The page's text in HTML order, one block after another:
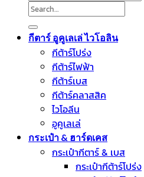
Search
for:
กีตาร์ อูคูเลเล่ ไวโอลิน
กีต้าร์โปร่ง
กีต้าร์ไฟฟ้า
กีต้าร์เบส
กีต้าร์คลาสสิค
ไวโอลีน
อูคูเลเล่
กระเป๋า & ฮาร์ดเคส
กระเป๋ากีตาร์ & เบส
กระเป๋ากีต้าร์โปร่ง